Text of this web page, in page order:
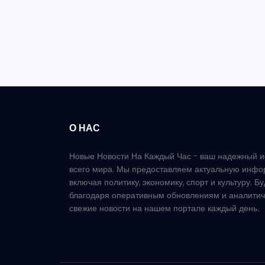
О НАС
Новые Новости На Каждый Час - ваш надежный
всего мира. Мы предоставляем актуальную
включая политику, экономику, спорт и культуру.
благодаря оперативным обновлениям и
свежие новости на нашем портале каждый день.